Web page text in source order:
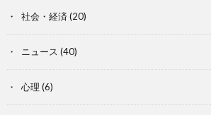
社会・経済 (20)
ニュース (40)
心理 (6)